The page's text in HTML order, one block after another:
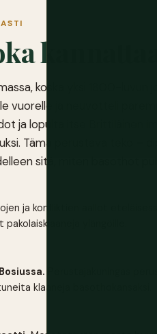
kannattaa
koska yksi 1800-luvun
vuorelle ja neuvotteli
ja lopulta itse Brittiläinen
Tämä perustava teko –
sitä, miten basothot
ja konfliktien aallot
ylängöille.
Perustajakuningas
klaaneja basothokansaksi.